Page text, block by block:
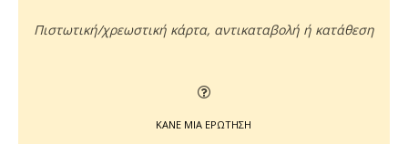
Πιστωτική/χρεωστική κάρτα, αντικαταβολή ή κατάθεση
ΚΑΝΕ ΜΙΑ ΕΡΩΤΗΣΗ